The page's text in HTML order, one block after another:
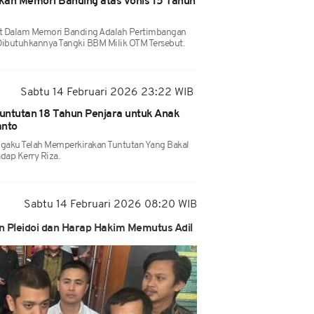
Dalam Memori Banding Adalah Pertimbangan
Tangki BBM Milik OTM Tersebut.
Sabtu 14 Februari 2026 23:22 WIB
18 Tahun Penjara untuk Anak
Telah Memperkirakan Tuntutan Yang Bakal
Kerry Riza.
Sabtu 14 Februari 2026 08:20 WIB
dan Harap Hakim Memutus Adil